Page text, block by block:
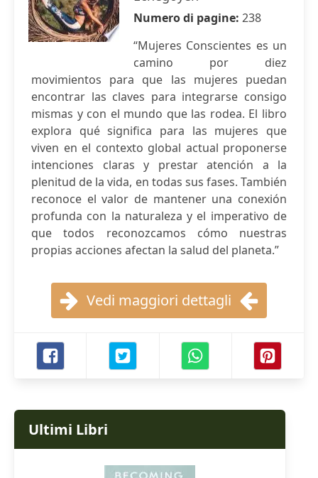
Numero di pagine: 238
“Mujeres Conscientes es un
camino por diez
movimientos para que las mujeres puedan
encontrar las claves para integrarse consigo
mismas y con el mundo que las rodea. El libro
explora qué significa para las mujeres que
viven en el contexto global actual proponerse
intenciones claras y prestar atención a la
plenitud de la vida, en todas sus fases. También
reconoce el valor de mantener una conexión
profunda con la naturaleza y el imperativo de
que todos reconozcamos cómo nuestras
propias acciones afectan la salud del planeta.”
Vedi maggiori dettagli
Ultimi Libri